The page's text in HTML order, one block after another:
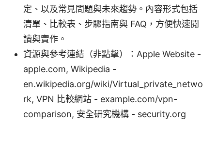
定、以及常見問題與未來趨勢。內容形式包括
清單、比較表、步驟指南與 FAQ，方便快速閱
讀與實作。
資源與參考連結（非點擊）：Apple Website -
apple.com, Wikipedia -
en.wikipedia.org/wiki/Virtual_private_netwo
rk, VPN 比較網站 - example.com/vpn-
comparison, 安全研究機構 - security.org